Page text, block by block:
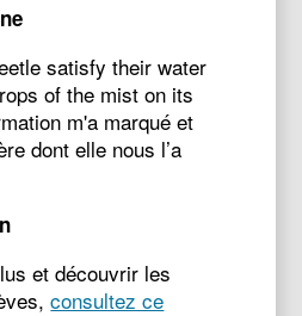
satisfy their water
of the mist on its
m'a marqué et
dont elle nous l’a
et découvrir les
consultez ce